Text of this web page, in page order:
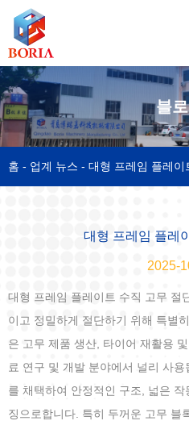
블
홈 - 업계 뉴스 - 대형 프레임 플레이
대형 프레임 플레
2025-
대형 프레임 플레이트 수직 고무 절
이고 정밀하게 절단하기 위해 특별
은 고무 제품 생산, 타이어 재활용
료 연구 및 개발 분야에서 널리 사
를 채택하여 안정적인 구조, 넓은
징으로합니다. 특히 두꺼운 고무 블